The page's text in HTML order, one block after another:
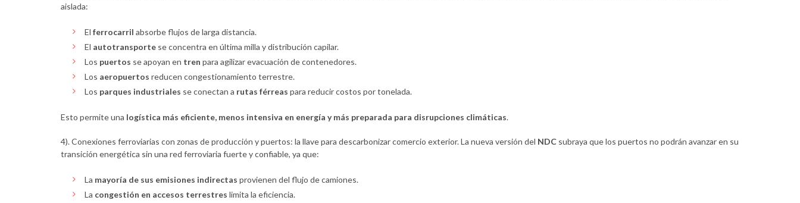
aislada:
El ferrocarril absorbe flujos de larga distancia.
El autotransporte se concentra en última milla y distribución capilar.
Los puertos se apoyan en tren para agilizar evacuación de contenedores.
Los aeropuertos reducen congestionamiento terrestre.
Los parques industriales se conectan a rutas férreas para reducir costos por tonelada.
Esto permite una logística más eficiente, menos intensiva en energía y más preparada para disrupciones climáticas.
4). Conexiones ferroviarias con zonas de producción y puertos: la llave para descarbonizar comercio exterior. La nueva versión del NDC subraya que los puertos no podrán avanzar en su
transición energética sin una red ferroviaria fuerte y confiable, ya que:
La mayoría de sus emisiones indirectas provienen del flujo de camiones.
La congestión en accesos terrestres limita la eficiencia.